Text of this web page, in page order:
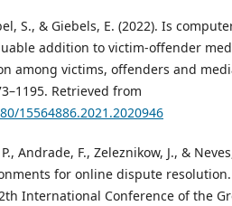
S., & Giebels, E. (2022). Is
addition to victim-offender
among victims, offenders and
Retrieved from
15564886.2021.2020946
Andrade, F., Zeleznikow, J., &
for online dispute
International Conference of the